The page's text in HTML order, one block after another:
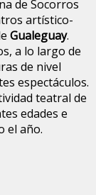
de Socorros
artístico-
Gualeguay.
a lo largo de
de nivel
espectáculos.
teatral de
edades e
el año.